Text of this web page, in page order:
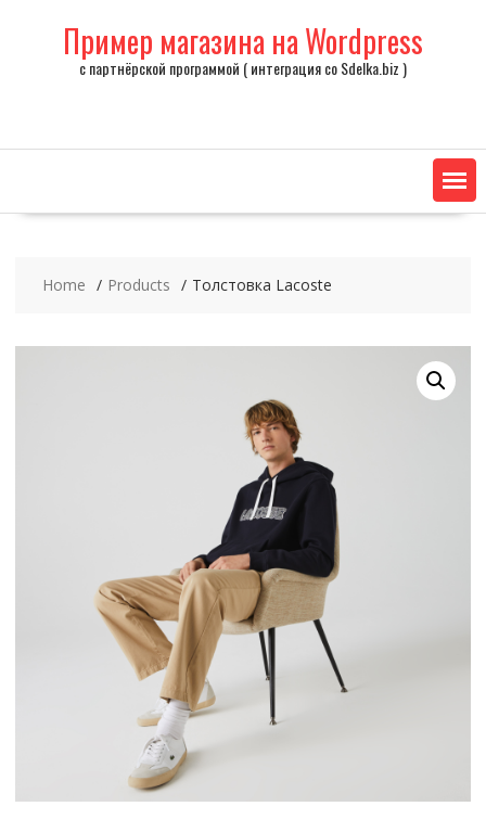
Пример магазина на Wordpress
с партнёрской программой ( интеграция со Sdelka.biz )
Home Products Толстовка Lacoste